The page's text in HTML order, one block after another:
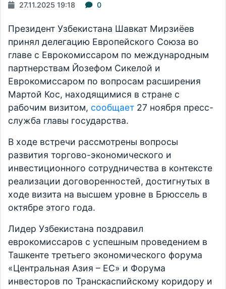
27.11.2025 19:18 0
Президент Узбекистана Шавкат Мирзиёев
принял делегацию Европейского Союза во
главе с Еврокомиссаром по международным
партнерствам Йозефом Сикелой и
Еврокомиссаром по вопросам расширения
Мартой Кос, находящимися в стране с
рабочим визитом, сообщает 27 ноября пресс-
служба главы государства.
В ходе встречи рассмотрены вопросы
развития торгово-экономического и
инвестиционного сотрудничества в контексте
реализации договоренностей, достигнутых в
ходе визита на высшем уровне в Брюссель в
октябре этого года.
Лидер Узбекистана поздравил
еврокомиссаров с успешным проведением в
Ташкенте третьего экономического форума
«Центральная Азия – ЕС» и Форума
инвесторов по Транскаспийскому коридору и